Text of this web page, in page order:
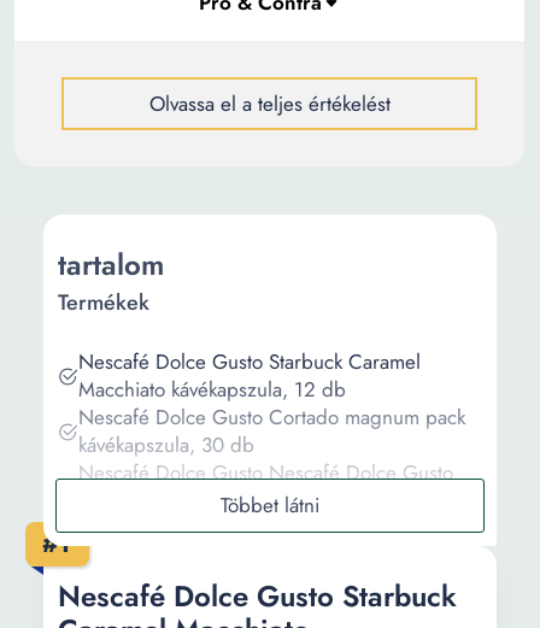
Olvassa el a teljes értékelést
#1
Nescafé Dolce Gusto Starbuck
tartalom
Termékek
Nescafé Dolce Gusto Starbuck Caramel
Macchiato kávékapszula, 12 db
Nescafé Dolce Gusto Cortado magnum pack
kávékapszula, 30 db
Nescafé Dolce Gusto Nescafé Dolce Gusto
Espresso Barista kapszula készlet, 48 kapszula,
360g, 3 db
Nescafe Dolce Gusto kapszula csomag,
Nescafe Dolce Gusto Small Espresso
KP1000E20, fekete